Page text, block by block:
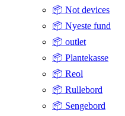
📦 Not devices
📦 Nyeste fund
📦 outlet
📦 Plantekasse
📦 Reol
📦 Rullebord
📦 Sengebord